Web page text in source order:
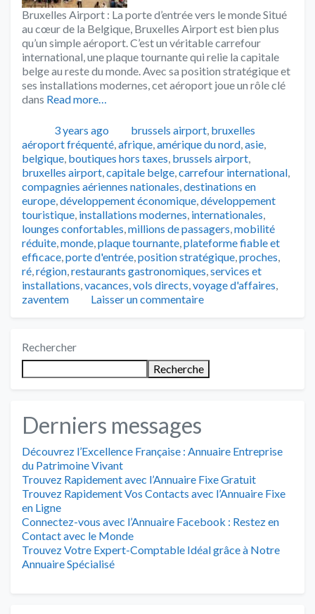
Bruxelles Airport : La porte d’entrée vers le monde Situé
au cœur de la Belgique, Bruxelles Airport est bien plus
qu’un simple aéroport. C’est un véritable carrefour
international, une plaque tournante qui relie la capitale
belge au reste du monde. Avec sa position stratégique et
ses installations modernes, cet aéroport joue un rôle clé
dans Read more…
Publié3 years ago Catégories
brussels airport, bruxelles
aéroport fréquenté,afrique,amérique du nord,asie,
belgique, boutiques hors taxes, brussels airport,
bruxelles airport,capitale belge,carrefour international,
compagnies aériennes nationales,destinations en
europe,développement économique,développement
touristique, installations modernes, internationales,
lounges confortables,millions de passagers,mobilité
réduite,monde,plaque tournante,plateforme fiable et
efficace,porte d'entrée,position stratégique,proches,
ré,région,restaurants gastronomiques,services et
installations,vacances,vols directs,voyage d'affaires,
zaventem
Laisser un commentaire
Rechercher
Recherche
Derniers messages
Découvrez l’Excellence Française : Annuaire Entreprise
du Patrimoine Vivant
Trouvez Rapidement avec l’Annuaire Fixe Gratuit
Trouvez Rapidement Vos Contacts avec l’Annuaire Fixe
en Ligne
Connectez-vous avec l’Annuaire Facebook : Restez en
Contact avec le Monde
Trouvez Votre Expert-Comptable Idéal grâce à Notre
Annuaire Spécialisé